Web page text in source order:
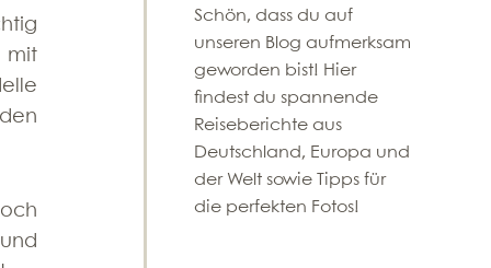
mit
​Schön, dass du auf
unseren Blog aufmerksam
geworden bist! Hier
findest du spannende
Reiseberichte aus
Deutschland, Europa und
der Welt sowie Tipps für
die perfekten Fotos!